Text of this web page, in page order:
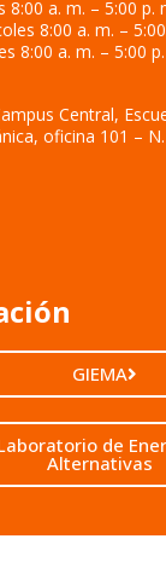
8:00 a. m. – 5:00 p.
8:00 a. m. –
8:00 a. m. – 5:00
Central,
oficina 101 – N.
GIEMA
de
Alternativas